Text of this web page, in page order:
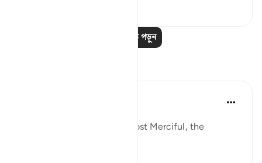
আরও পাঠ পড়ুন
In the Name of Allah the Most Merciful, the